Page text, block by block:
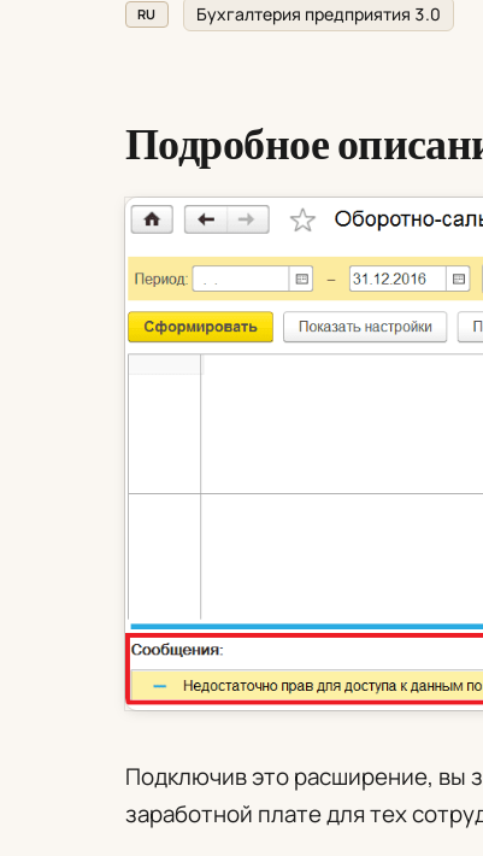
RU Бухгалтерия предприятия 3.0
Подробное
Подключив это расширение, вы
заработной плате для тех